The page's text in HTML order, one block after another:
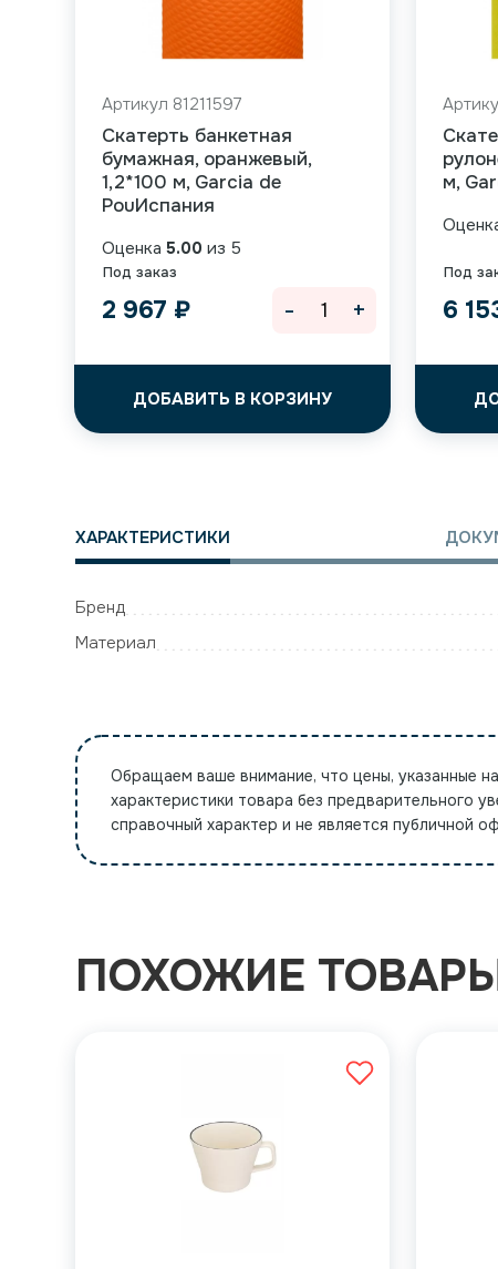
Под заказ
Артикул 81211597
Скатерть банкетная
бумажная, оранжевый,
1,2*100 м, Garcia de
PouИспания
Оценка5.00 из 5
2 967 ₽
ДОБАВИТЬ В КОРЗИНУ
- +
Под
м,
6
ХАРАКТЕРИСТИКИ
Бренд
Материал
Обращаем ваше внимание, что цены, указанные
характеристики товара без
справочный характер и не является публичной
ПОХОЖИЕ